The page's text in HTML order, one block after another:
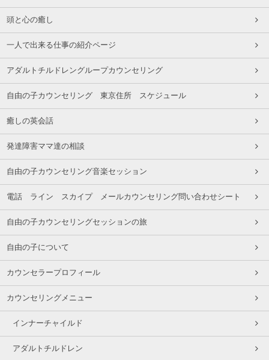
頭と心の癒し
一人で出来る仕事の紹介ページ
アダルトチルドレングループカウンセリング
自由の子カウンセリング 東京住所 スケジュール
癒しの英会話
発達障害ママ達の相談
自由の子カウンセリング音楽セッション
電話 ライン スカイプ メールカウンセリング問い合わせシート
自由の子カウンセリングセッションの旅
自由の子について
カウンセラープロフィール
カウンセリングメニュー
インナーチャイルド
アダルトチルドレン